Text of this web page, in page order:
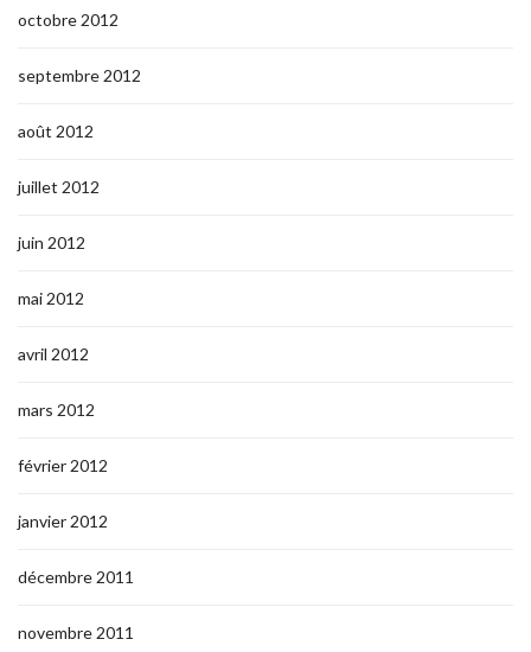
octobre 2012
septembre 2012
août 2012
juillet 2012
juin 2012
mai 2012
avril 2012
mars 2012
février 2012
janvier 2012
décembre 2011
novembre 2011